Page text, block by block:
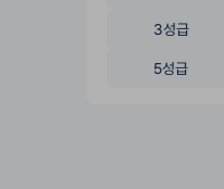
3성급
5성급